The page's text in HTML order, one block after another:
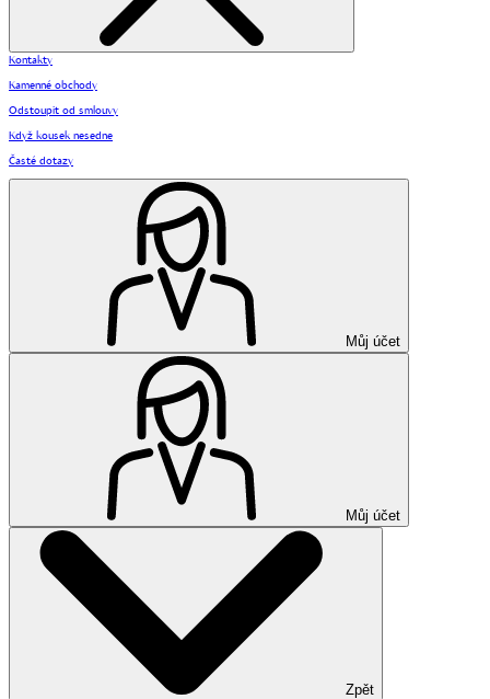
Kontakty
Kamenné obchody
Odstoupit od smlouvy
Když kousek nesedne
Časté dotazy
Můj účet
Můj účet
Zpět